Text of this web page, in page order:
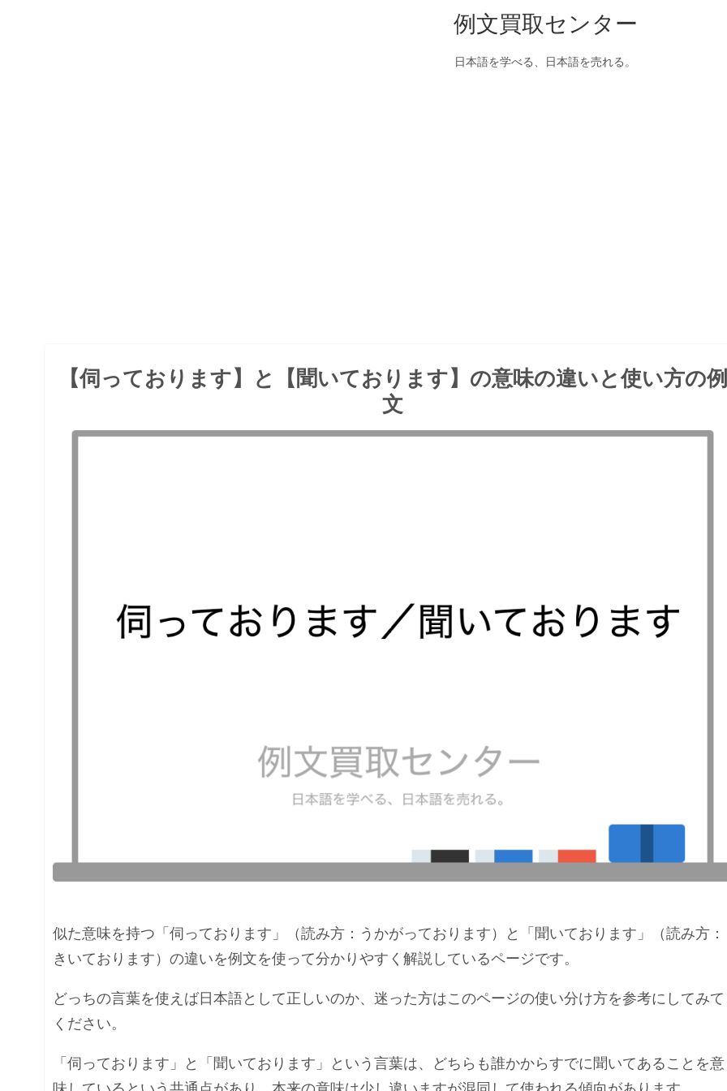
例文買取センター
日本語を学べる、日本語を売れる。
【伺っております】と【聞いております】の意味の違いと使い方の例
文
似た意味を持つ「伺っております」（読み方：うかがっております）と「聞いております」（読み方：
きいております）の違いを例文を使って分かりやすく解説しているページです。
どっちの言葉を使えば日本語として正しいのか、迷った方はこのページの使い分け方を参考にしてみて
ください。
「伺っております」と「聞いております」という言葉は、どちらも誰かからすでに聞いてあることを意